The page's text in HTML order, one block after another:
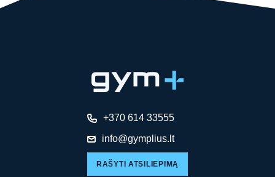
+370 614 33555
info@gymplius.lt
RAŠYTI ATSILIEPIMĄ